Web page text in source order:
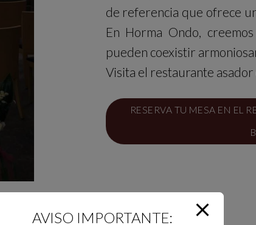
de referencia que ofrece
En Horma Ondo,
pueden coexistir
Visita el restaurante asador
RESERVA TU MESA EN EL
AVISO IMPORTANTE: